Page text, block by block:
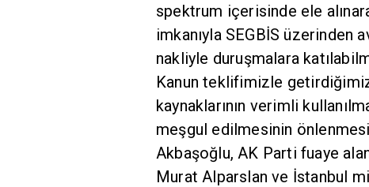
spektrum içerisinde ele
imkanıyla SEGBİS üzerinden
nakliyle duruşmalara
Kanun teklifimizle
kaynaklarının verimli
meşgul edilmesinin
Akbaşoğlu, AK Parti fuaye
Murat Alparslan ve İstanbul